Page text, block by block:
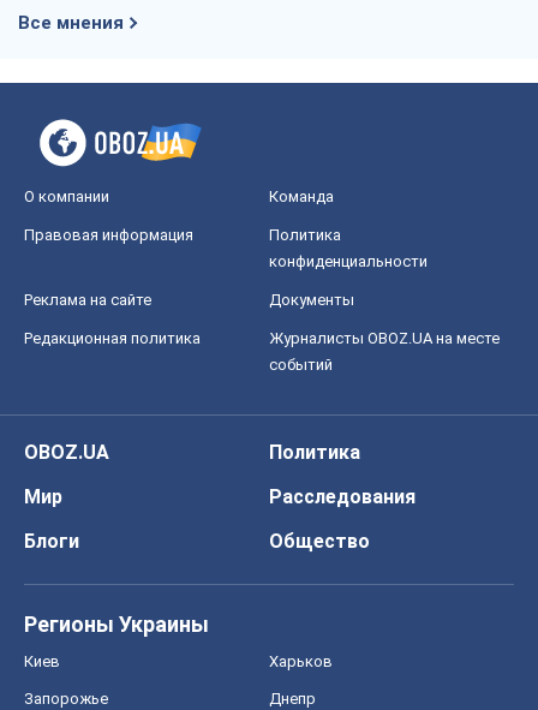
Все мнения
О компании Команда
Правовая информация
Политика
конфиденциальности
Реклама на сайте Документы
Редакционная политика
Журналисты OBOZ.UA на месте
событий
OBOZ.UA
Политика
Мир
Расследования
Блоги
Общество
Регионы Украины
Киев Харьков
Запорожье Днепр